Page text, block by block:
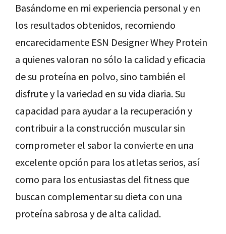
Basándome en mi experiencia personal y en
los resultados obtenidos, recomiendo
encarecidamente ESN Designer Whey Protein
a quienes valoran no sólo la calidad y eficacia
de su proteína en polvo, sino también el
disfrute y la variedad en su vida diaria. Su
capacidad para ayudar a la recuperación y
contribuir a la construcción muscular sin
comprometer el sabor la convierte en una
excelente opción para los atletas serios, así
como para los entusiastas del fitness que
buscan complementar su dieta con una
proteína sabrosa y de alta calidad.